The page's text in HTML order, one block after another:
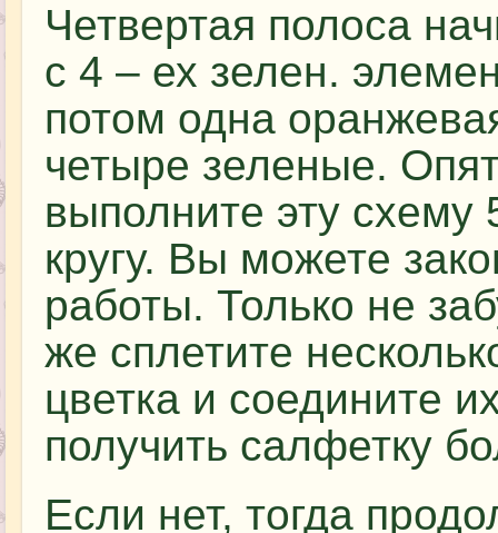
Четвертая полоса
с 4 – ех зелен.
потом одна
четыре зеленые.
выполните эту схему
кругу. Вы можете
работы. Только не
же сплетите
цветка и соедините
получить салфетку
Если нет, тогда